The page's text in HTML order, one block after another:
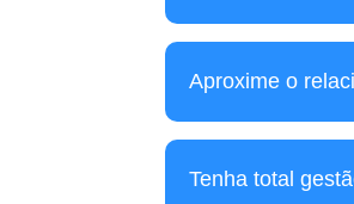
Aproxime o
Tenha total